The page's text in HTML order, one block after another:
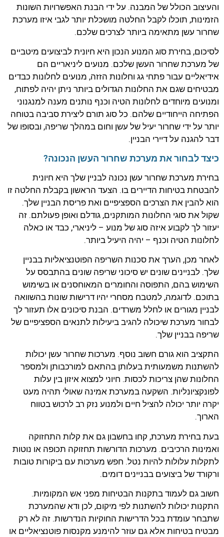
והעיצוב הכולל של המבנה. על ידי הבנת האפשרויות השונות
הזמינות, תוכלו לקבל החלטה מושכלת יותר לגבי איזו מערכת
שחרור עשן מתאימה ביותר לצרכים שלכם.
לסיכום, בחירת סוג המנוע הנכון היא חיונית לביצועים מיטביים
של מערכת שחרור העשן שלכם. מנועים ליניאריים הם
אידיאליים עבור פתחי גג וחלונות הזזה, מנועים לחלונות כבדים
מבטיחים שגם את החלונות הגדולים ביותר ניתן יהיה לפתוח,
ומנועים מיוחדים לחלונות הטיה וכנף נותנים מענה למנגנוני
הפתיחה הייחודיים שלהם. כל סוג תורם ליצירת סביבה בטוחה
יותר על ידי שחרור יעיל של עשן וחום במהלך שריפה, ובסופו של
דבר להגנה על דיירי הבניין.
כיצד לבחור את מערכת שחרור העשן הנכונה?
בחירת מערכת שחרור עשן נכונה לבניין שלך היא חיונית
להבטחת בטיחות הדיירים בו. הצעד הראשון בקבלת החלטה זו
הוא להבין את הצרכים הספציפיים ואת פריסת הבניין שלך.
שקול את סוגי החלונות המותקנים, גודלם ואופן פעולתם. זה
יעזור לך לקבוע איזה סוג של מנוע – ליניארי, כבד או כאלה
לחלונות הטיה וכנף – יהיה היעיל ביותר.
לאחר מכן, הערך את סכנות השריפה הפוטנציאליות בבניין
שלך. לבניינים שונים יש סיכוני שריפה שונים בהתבסס על
השימוש בהם, התפוסה והחומרים המאוחסנים או בשימוש
בתוכם. לדוגמה, למטבח מסחרי יהיו דרישות שונות בהשוואה
לבניין מגורים או לחלל משרדים. הבנת סיכונים אלו תעזור לך
לבחור מערכת שיכולה להגיב ביעילות לתנאים הספציפיים של
שריפה בבניין שלך.
התקציב הוא גורם חשוב נוסף. מערכות שחרור עשן יכולות
להשתנות משמעותית בעלותן בהתאם למורכבותן ולמספר
החלונות שהן צריכות לכסות. חיוני למצוא איזון בין עלות
לפונקציונליות. השקעה במערכת אמינה שאולי תהיה מעט
יקרה יותר יכולה להציל חיים ולמנוע נזק רב לרכוש בטווח
הארוך.
בעת בחירת מערכת, קחו בחשבון גם את קלות התחזוקה
ואמינות הרכיבים. מערכות הדורשות תחזוקה תכופה או נוטות
לתקלות עלולות להיות נטל. חפש מערכות עם ביקורות טובות
ורקורד של ביצועים בבניינים דומים.
חשוב גם לעמוד בתקנות הבטיחות מפני אש המקומיות.
התקנות יכולות להשתנות לפי מיקום, לכן ודא שהמערכת
שתבחר עומדת בכל הדרישות החוקיות הנדרשות. זה לא רק
מבטיח בטיחות אלא גם עוזר להימנע מקנסות פוטנציאליים או